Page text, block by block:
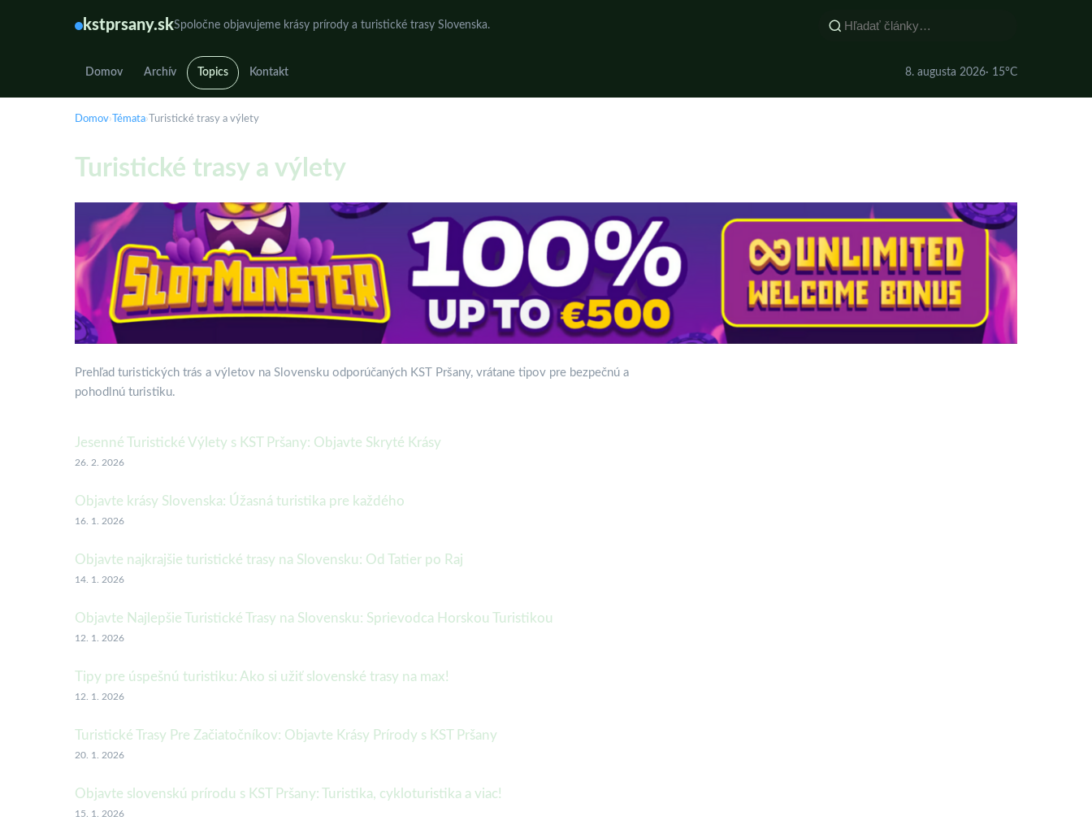
kstprsany.skSpoločne objavujeme krásy prírody a turistické trasy Slovenska.
Domov Archív Topics Kontakt 8. augusta 2026· 15°C
Domov› Témata› Turistické trasy a výlety
Turistické trasy a výlety
Prehľad turistických trás a výletov na Slovensku odporúčaných KST Pršany, vrátane tipov pre bezpečnú a
pohodlnú turistiku.
Jesenné Turistické Výlety s KST Pršany: Objavte Skryté Krásy
26. 2. 2026
Objavte krásy Slovenska: Úžasná turistika pre každého
16. 1. 2026
Objavte najkrajšie turistické trasy na Slovensku: Od Tatier po Raj
14. 1. 2026
Objavte Najlepšie Turistické Trasy na Slovensku: Sprievodca Horskou Turistikou
12. 1. 2026
Tipy pre úspešnú turistiku: Ako si užiť slovenské trasy na max!
12. 1. 2026
Turistické Trasy Pre Začiatočníkov: Objavte Krásy Prírody s KST Pršany
20. 1. 2026
Objavte slovenskú prírodu s KST Pršany: Turistika, cykloturistika a viac!
15. 1. 2026